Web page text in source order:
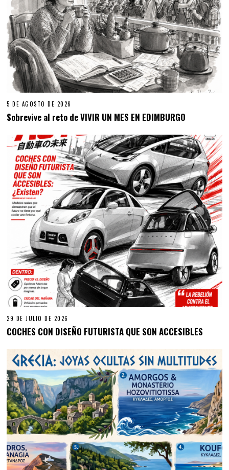
5 DE AGOSTO DE 2026
Sobrevive al reto de VIVIR UN MES EN EDIMBURGO
29 DE JULIO DE 2026
COCHES CON DISEÑO FUTURISTA QUE SON ACCESIBLES